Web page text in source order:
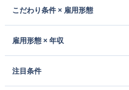
こだわり条件 × 雇用形態
雇用形態 × 年収
注目条件